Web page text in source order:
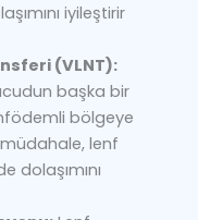
iyileştirir
(VLNT):
başka bir
bölgeye
lenf
dolaşımını